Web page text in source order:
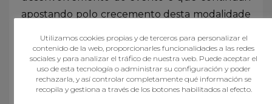
apostando polo crecemento desta modalidade
A Xira Galega de Balonmán Praia 2026
continuará nas vindeiras semanas co obxectivo
de seguir levando o espectáculo do balonmán
Utilizamos cookies propias y de terceros para personalizar el
contenido de la web, proporcionarles funcionalidades a las redes
sociales y para analizar el tráfico de nuestra web. Puede aceptar el
uso de esta tecnología o administrar su configuración y poder
rechazarla, y así controlar completamente qué información se
recopila y gestiona a través de los botones habilitados al efecto.